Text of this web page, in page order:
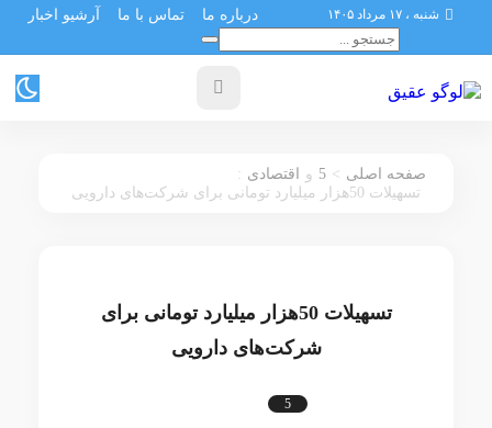
شنبه ، ۱۷ مرداد ۱۴۰۵ درباره ما تماس با ما آرشیو اخبار
صفحه اصلی >
5 و اقتصادی :
تسهیلات 50هزار میلیارد تومانی برای شرکت‌های دارویی
تسهیلات 50هزار میلیارد تومانی برای
شرکت‌های دارویی
5